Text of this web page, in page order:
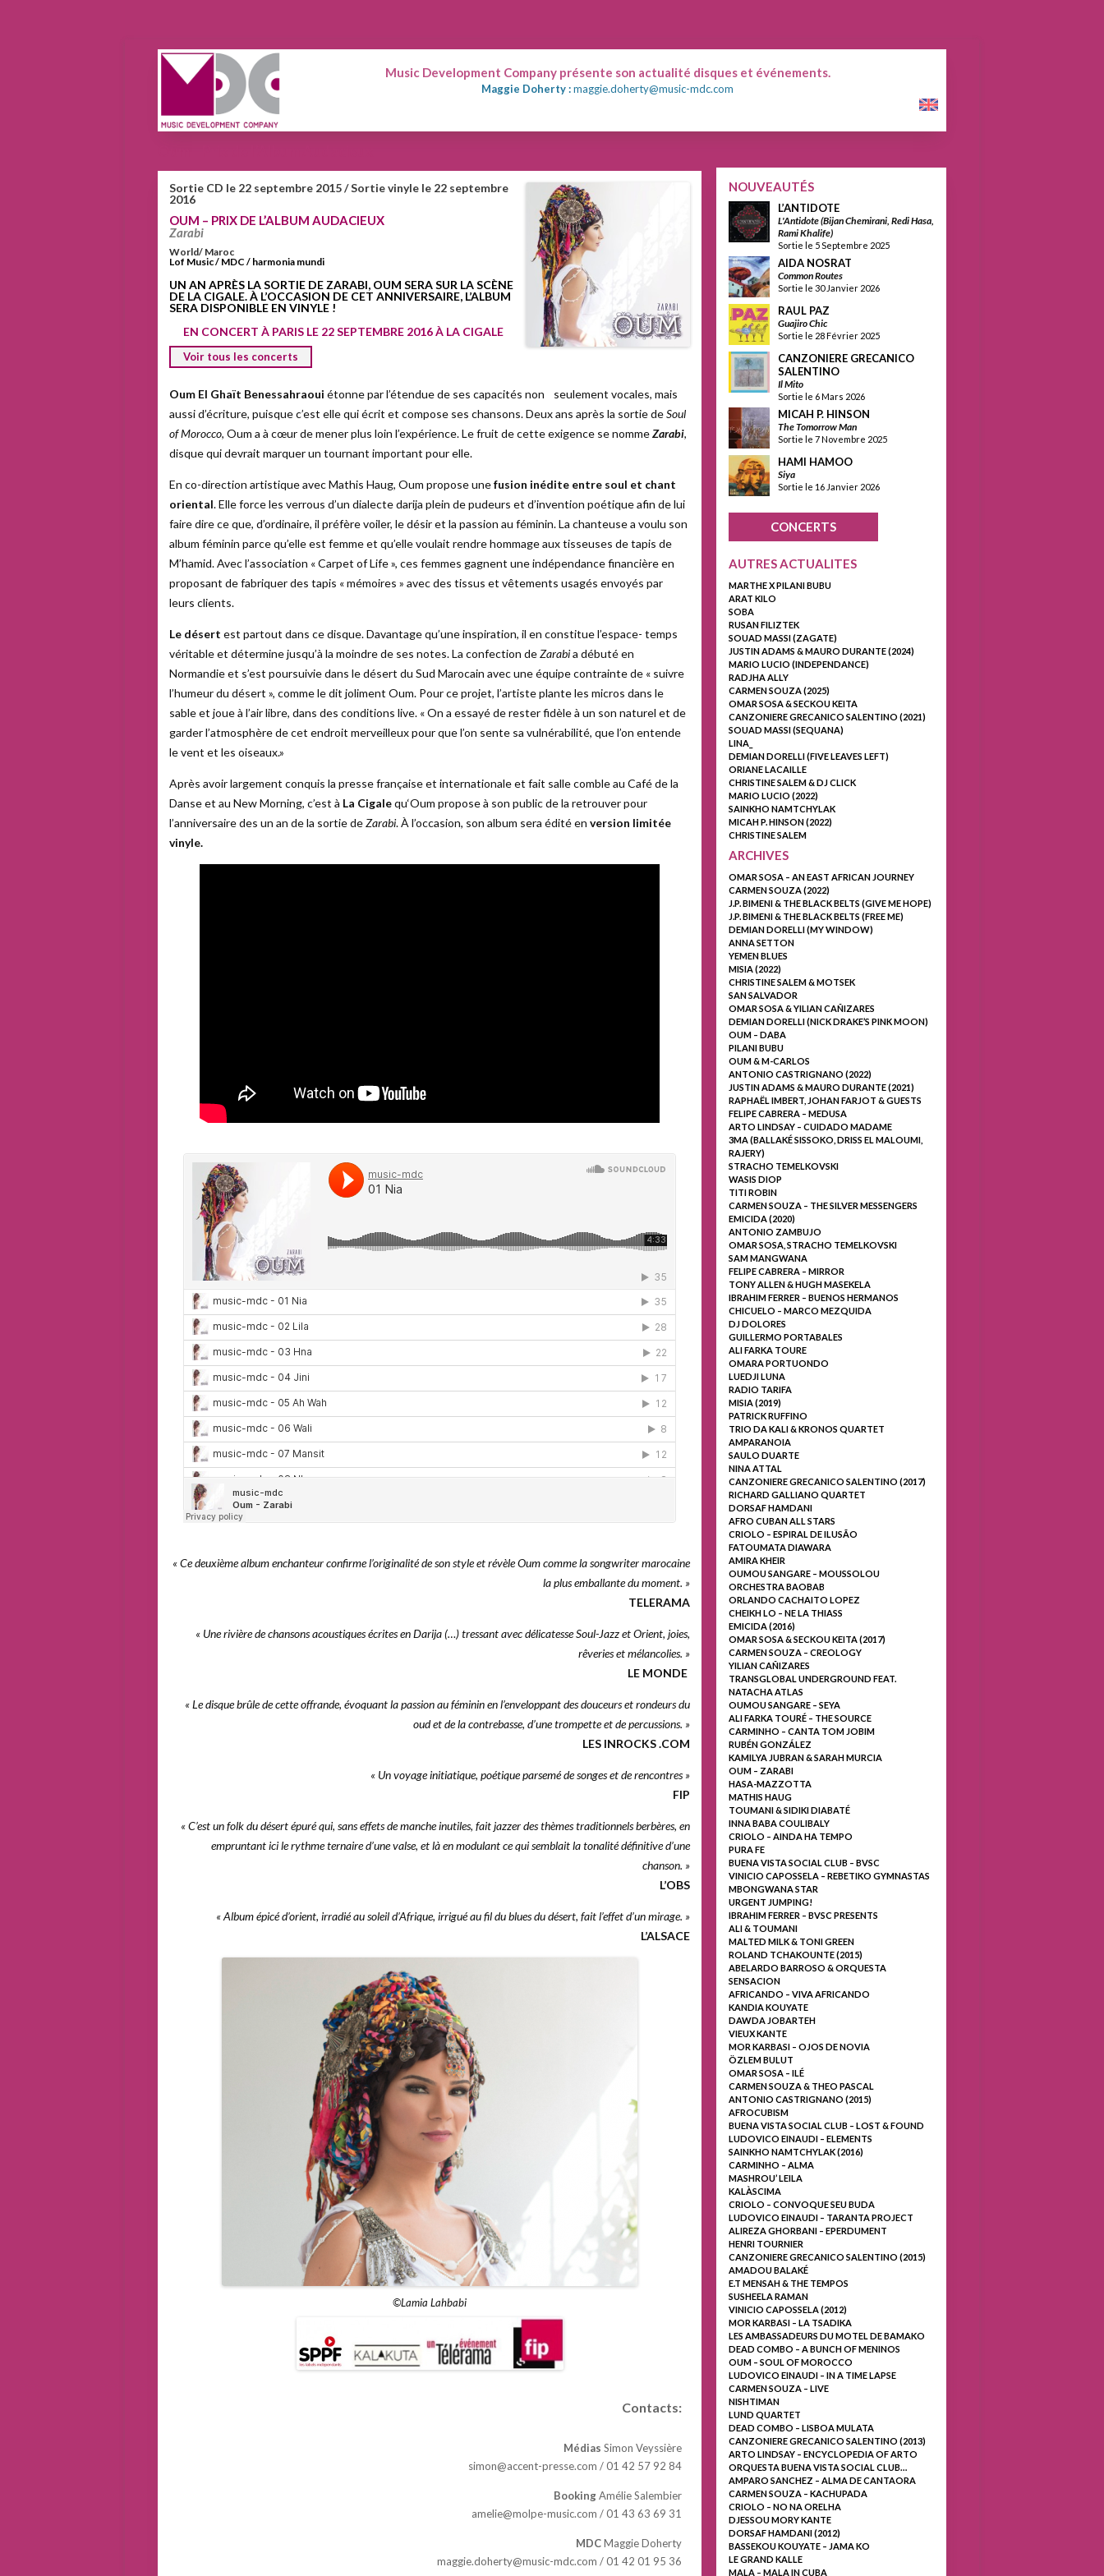
Music Development Company présente son actualité disques et événements.
Maggie Doherty :maggie.doherty@music-mdc.com
English
Sortie CD le 22 septembre 2015 / Sortie vinyle le 22 septembre
2016
OUM – PRIX DE L’ALBUM AUDACIEUX
Zarabi
World/ Maroc
Lof Music / MDC / harmonia mundi
UN AN APRÈS LA SORTIE DE ZARABI, OUM SERA SUR LA SCÈNE
DE LA CIGALE. À L’OCCASION DE CET ANNIVERSAIRE, L’ALBUM
SERA DISPONIBLE EN VINYLE !
EN CONCERT À PARIS LE 22 SEPTEMBRE 2016 À LA CIGALE
Voir tous les concerts
Oum El Ghaït Benessahraoui étonne par l’étendue de ses capacités non seulement vocales, mais
aussi d’écriture, puisque c’est elle qui écrit et compose ses chansons. Deux ans après la sortie deSoul
of Morocco, Oum a à cœur de mener plus loin l’expérience. Le fruit de cette exigence se nommeZarabi,
disque qui devrait marquer un tournant important pour elle.
En co-direction artistique avec Mathis Haug, Oum propose unefusion inédite entre soul et chant
oriental. Elle force les verrous d’un dialecte darija plein de pudeurs et d’invention poétique afin de lui
faire dire ce que, d’ordinaire, il préfère voiler, le désir et la passion au féminin. La chanteuse a voulu son
album féminin parce qu’elle est femme et qu’elle voulait rendre hommage aux tisseuses de tapis de
M’hamid. Avec l’association « Carpet of Life », ces femmes gagnent une indépendance financière en
proposant de fabriquer des tapis « mémoires » avec des tissus et vêtements usagés envoyés par
leurs clients.
Le désert est partout dans ce disque. Davantage qu’une inspiration, il en constitue l’espace- temps
véritable et détermine jusqu’à la moindre de ses notes. La confection deZarabia débuté en
Normandie et s’est poursuivie dans le désert du Sud Marocain avec une équipe contrainte de « suivre
l’humeur du désert », comme le dit joliment Oum. Pour ce projet, l’artiste plante les micros dans le
sable et joue à l’air libre, dans des conditions live. « On a essayé de rester fidèle à un son naturel et de
garder l’atmosphère de cet endroit merveilleux pour que l’on sente sa vulnérabilité, que l’on entende
le vent et les oiseaux.»
Après avoir largement conquis la presse française et internationale et fait salle comble au Café de la
Danse et au New Morning, c’est à La Cigalequ‘Oum propose à son public de la retrouver pour
l’anniversaire des un an de la sortie deZarabi. À l’occasion, son album sera édité en version limitée
vinyle.
« Ce deuxième album enchanteur confirme l’originalité de son style et ­révèle Oum comme la songwriter maro­caine
la plus emballante du ­moment. »
TELERAMA
« Une rivière de chansons acoustiques écrites en Darija (…) tressant avec délicatesse Soul-Jazz et Orient, joies,
rêveries et mélancolies. »
LE MONDE
« Le disque brûle de cette offrande, évoquant la passion au féminin en l’enveloppant des douceurs et rondeurs du
oud et de la contrebasse, d’une trompette et de percussions. »
LES INROCKS .COM
« Un voyage initiatique, poétique parsemé de songes et de rencontres »
FIP
« C’est un folk du désert épuré qui, sans effets de manche inutiles, fait jazzer des thèmes traditionnels berbères, en
empruntant ici le rythme ternaire d’une valse, et là en modulant ce qui semblait la tonalité définitive d’une
chanson. »
L’OBS
« Album épicé d’orient, irradié au soleil d’Afrique, irrigué au fil du blues du désert, fait l’effet d’un mirage. »
L’ALSACE
©Lamia Lahbabi
Contacts:
Médias Simon Veyssière
simon@accent-presse.com / 01 42 57 92 84
BookingAmélie Salembier
amelie@molpe-music.com / 01 43 63 69 31
MDCMaggie Doherty
maggie.doherty@music-mdc.com / 01 42 01 95 36
NOUVEAUTÉS
L’ANTIDOTE
L'Antidote (Bijan Chemirani, Redi Hasa,
Rami Khalife)
Sortie le 5 Septembre 2025
AIDA NOSRAT
Common Routes
Sortie le 30 Janvier 2026
RAUL PAZ
Guajiro Chic
Sortie le 28 Février 2025
CANZONIERE GRECANICO
SALENTINO
Il Mito
Sortie le 6 Mars 2026
MICAH P. HINSON
The Tomorrow Man
Sortie le 7 Novembre 2025
HAMI HAMOO
Siya
Sortie le 16 Janvier 2026
CONCERTS
AUTRES ACTUALITES
MARTHE X PILANI BUBU
ARAT KILO
SOBA
RUSAN FILIZTEK
SOUAD MASSI (ZAGATE)
JUSTIN ADAMS & MAURO DURANTE (2024)
MARIO LUCIO (INDEPENDANCE)
RADJHA ALLY
CARMEN SOUZA (2025)
OMAR SOSA & SECKOU KEITA
CANZONIERE GRECANICO SALENTINO (2021)
SOUAD MASSI (SEQUANA)
LINA_
DEMIAN DORELLI (FIVE LEAVES LEFT)
ORIANE LACAILLE
CHRISTINE SALEM & DJ CLICK
MARIO LUCIO (2022)
SAINKHO NAMTCHYLAK
MICAH P. HINSON (2022)
CHRISTINE SALEM
ARCHIVES
OMAR SOSA – AN EAST AFRICAN JOURNEY
CARMEN SOUZA (2022)
J.P. BIMENI & THE BLACK BELTS (GIVE ME HOPE)
J.P. BIMENI & THE BLACK BELTS (FREE ME)
DEMIAN DORELLI (MY WINDOW)
ANNA SETTON
YEMEN BLUES
MISIA (2022)
CHRISTINE SALEM & MOTSEK
SAN SALVADOR
OMAR SOSA & YILIAN CAÑIZARES
DEMIAN DORELLI (NICK DRAKE’S PINK MOON)
OUM – DABA
PILANI BUBU
OUM & M-CARLOS
ANTONIO CASTRIGNANO (2022)
JUSTIN ADAMS & MAURO DURANTE (2021)
RAPHAËL IMBERT, JOHAN FARJOT & GUESTS
FELIPE CABRERA – MEDUSA
ARTO LINDSAY – CUIDADO MADAME
3MA (BALLAKÉ SISSOKO, DRISS EL MALOUMI,
RAJERY)
STRACHO TEMELKOVSKI
WASIS DIOP
TITI ROBIN
CARMEN SOUZA – THE SILVER MESSENGERS
EMICIDA (2020)
ANTONIO ZAMBUJO
OMAR SOSA, STRACHO TEMELKOVSKI
SAM MANGWANA
FELIPE CABRERA – MIRROR
TONY ALLEN & HUGH MASEKELA
IBRAHIM FERRER – BUENOS HERMANOS
CHICUELO – MARCO MEZQUIDA
DJ DOLORES
GUILLERMO PORTABALES
ALI FARKA TOURE
OMARA PORTUONDO
LUEDJI LUNA
RADIO TARIFA
MISIA (2019)
PATRICK RUFFINO
TRIO DA KALI & KRONOS QUARTET
AMPARANOIA
SAULO DUARTE
NINA ATTAL
CANZONIERE GRECANICO SALENTINO (2017)
RICHARD GALLIANO QUARTET
DORSAF HAMDANI
AFRO CUBAN ALL STARS
CRIOLO – ESPIRAL DE ILUSÃO
FATOUMATA DIAWARA
AMIRA KHEIR
OUMOU SANGARE – MOUSSOLOU
ORCHESTRA BAOBAB
ORLANDO CACHAITO LOPEZ
CHEIKH LO – NE LA THIASS
EMICIDA (2016)
OMAR SOSA & SECKOU KEITA (2017)
CARMEN SOUZA – CREOLOGY
YILIAN CAÑIZARES
TRANSGLOBAL UNDERGROUND FEAT.
NATACHA ATLAS
OUMOU SANGARE – SEYA
ALI FARKA TOURÉ – THE SOURCE
CARMINHO – CANTA TOM JOBIM
RUBÉN GONZÁLEZ
KAMILYA JUBRAN & SARAH MURCIA
OUM – ZARABI
HASA-MAZZOTTA
MATHIS HAUG
TOUMANI & SIDIKI DIABATÉ
INNA BABA COULIBALY
CRIOLO – AINDA HA TEMPO
PURA FE
BUENA VISTA SOCIAL CLUB – BVSC
VINICIO CAPOSSELA – REBETIKO GYMNASTAS
MBONGWANA STAR
URGENT JUMPING!
IBRAHIM FERRER – BVSC PRESENTS
ALI & TOUMANI
MALTED MILK & TONI GREEN
ROLAND TCHAKOUNTE (2015)
ABELARDO BARROSO & ORQUESTA
SENSACION
AFRICANDO – VIVA AFRICANDO
KANDIA KOUYATE
DAWDA JOBARTEH
VIEUX KANTE
MOR KARBASI – OJOS DE NOVIA
ÖZLEM BULUT
OMAR SOSA – ILÉ
CARMEN SOUZA & THEO PASCAL
ANTONIO CASTRIGNANO (2015)
AFROCUBISM
BUENA VISTA SOCIAL CLUB – LOST & FOUND
LUDOVICO EINAUDI – ELEMENTS
SAINKHO NAMTCHYLAK (2016)
CARMINHO – ALMA
MASHROU’ LEILA
KALÀSCIMA
CRIOLO – CONVOQUE SEU BUDA
LUDOVICO EINAUDI – TARANTA PROJECT
ALIREZA GHORBANI – EPERDUMENT
HENRI TOURNIER
CANZONIERE GRECANICO SALENTINO (2015)
AMADOU BALAKÉ
E.T MENSAH & THE TEMPOS
SUSHEELA RAMAN
VINICIO CAPOSSELA (2012)
MOR KARBASI – LA TSADIKA
LES AMBASSADEURS DU MOTEL DE BAMAKO
DEAD COMBO – A BUNCH OF MENINOS
OUM – SOUL OF MOROCCO
LUDOVICO EINAUDI – IN A TIME LAPSE
CARMEN SOUZA – LIVE
NISHTIMAN
LUND QUARTET
DEAD COMBO – LISBOA MULATA
CANZONIERE GRECANICO SALENTINO (2013)
ARTO LINDSAY – ENCYCLOPEDIA OF ARTO
ORQUESTA BUENA VISTA SOCIAL CLUB…
AMPARO SANCHEZ – ALMA DE CANTAORA
CARMEN SOUZA – KACHUPADA
CRIOLO – NO NA ORELHA
DJESSOU MORY KANTE
DORSAF HAMDANI (2012)
BASSEKOU KOUYATE – JAMA KO
LE GRAND KALLE
MALA – MALA IN CUBA